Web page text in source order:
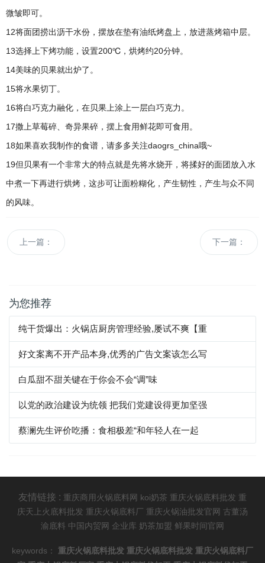
微皱即可。
12将面团捞出沥干水份，摆放在垫有油纸烤盘上，放进蒸烤箱中层。
13选择上下烤功能，设置200℃，烘烤约20分钟。
14美味的贝果就出炉了。
15将水果切丁。
16将白巧克力融化，在贝果上涂上一层白巧克力。
17撒上草莓碎、奇异果碎，摆上食用鲜花即可食用。
18如果喜欢我制作的食谱，请多多关注daogrs_china哦~
19但贝果有一个非常大的特点就是先将水烧开，将揉好的面团放入水
中煮一下再进行烘烤，这步可让面粉糊化，产生韧性，产生与众不同
的风味。
上一篇： 下一篇：
为您推荐
纯干货爆出：火锅店厨房管理经验,屡试不爽【重
好文案离不开产品本身,优秀的广告文案该怎么写
白瓜甜不甜关键在于你会不会“调”味
以党的政治建设为统领 把我们党建设得更加坚强
蔡澜先生评价吃播：食相极差“和年轻人在一起
友情链接 : 重庆商用火锅底料网 koi奶茶 重庆火锅底料批发 重
庆天上火底料批发 重庆火锅底料厂 重庆火锅油批发官网 古董汤
渝底料 中国内贸网 企业库 奶茶加盟 鲜果时间官网
keywords： 重庆火锅底料批发 重庆火锅底料批发 重庆火锅底料厂